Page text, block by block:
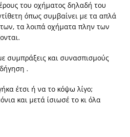
του οχήματος δηλαδή του
όπως συμβαίνει με τα απλά
τα λοιπά οχήματα πλην των
συμπράξεις και συνασπισμούς
.
έτσι ή να το κόψω λίγο;
και μετά ίσιωσέ το κι όλα